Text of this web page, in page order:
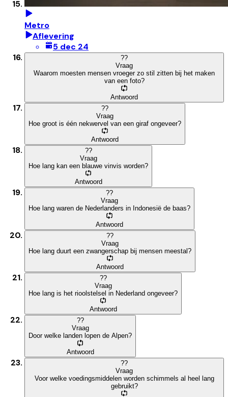
Metro
Aflevering
5 dec 24
??
Vraag
Waarom moesten mensen vroeger zo stil zitten bij het maken
van een foto?
Antwoord
??
Vraag
Hoe groot is één nekwervel van een giraf ongeveer?
Antwoord
??
Vraag
Hoe lang kan een blauwe vinvis worden?
Antwoord
??
Vraag
Hoe lang waren de Nederlanders in Indonesië de baas?
Antwoord
??
Vraag
Hoe lang duurt een zwangerschap bij mensen meestal?
Antwoord
??
Vraag
Hoe lang is het rioolstelsel in Nederland ongeveer?
Antwoord
??
Vraag
Door welke landen lopen de Alpen?
Antwoord
??
Vraag
Voor welke voedingsmiddelen worden schimmels al heel lang
gebruikt?